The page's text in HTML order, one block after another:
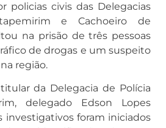
policias civis das Delegacias
e Cachoeiro de
na prisão de três pessoas
de drogas e um suspeito
região.
da Delegacia de Polícia
delegado Edson Lopes
investigativos foram iniciados